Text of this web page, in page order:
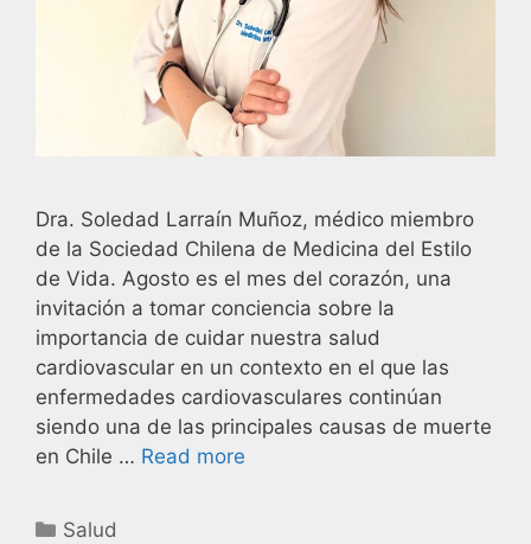
Dra. Soledad Larraín Muñoz, médico miembro
de la Sociedad Chilena de Medicina del Estilo
de Vida. Agosto es el mes del corazón, una
invitación a tomar conciencia sobre la
importancia de cuidar nuestra salud
cardiovascular en un contexto en el que las
enfermedades cardiovasculares continúan
siendo una de las principales causas de muerte
en Chile … Read more
Salud